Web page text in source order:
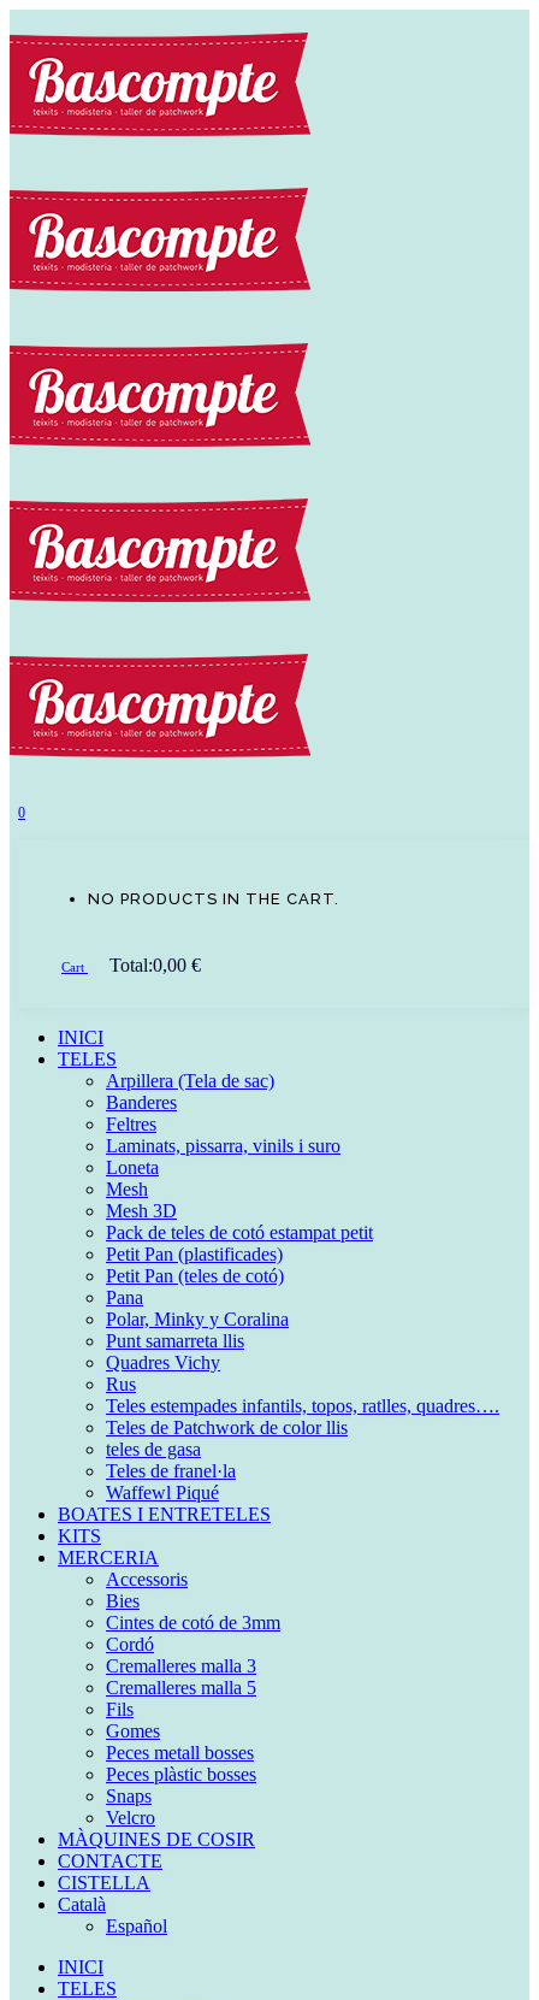
0
NO PRODUCTS IN THE CART.
Cart Total:0,00 €
INICI
TELES
Arpillera (Tela de sac)
Banderes
Feltres
Laminats, pissarra, vinils i suro
Loneta
Mesh
Mesh 3D
Pack de teles de cotó estampat petit
Petit Pan (plastificades)
Petit Pan (teles de cotó)
Pana
Polar, Minky y Coralina
Punt samarreta llis
Quadres Vichy
Rus
Teles estempades infantils, topos, ratlles, quadres….
Teles de Patchwork de color llis
teles de gasa
Teles de franel·la
Waffewl Piqué
BOATES I ENTRETELES
KITS
MERCERIA
Accessoris
Bies
Cintes de cotó de 3mm
Cordó
Cremalleres malla 3
Cremalleres malla 5
Fils
Gomes
Peces metall bosses
Peces plàstic bosses
Snaps
Velcro
MÀQUINES DE COSIR
CONTACTE
CISTELLA
Català
Español
INICI
TELES